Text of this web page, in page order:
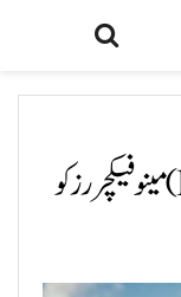
حکومت نے 57 الیکٹرک وہیکل (EV) مینوفیکچررز کو